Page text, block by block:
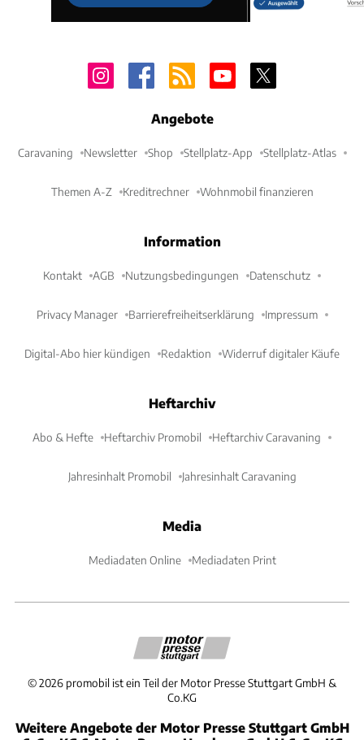
Angebote
Caravaning Newsletter Shop Stellplatz-App Stellplatz-Atlas
Themen A-Z Kreditrechner Wohnmobil finanzieren
Information
Kontakt AGB Nutzungsbedingungen Datenschutz
Privacy Manager Barrierefreiheitserklärung Impressum
Digital-Abo hier kündigen Redaktion Widerruf digitaler Käufe
Heftarchiv
Abo & Hefte Heftarchiv Promobil Heftarchiv Caravaning
Jahresinhalt Promobil Jahresinhalt Caravaning
Media
Mediadaten Online Mediadaten Print
©2026 promobil ist ein Teil der Motor Presse Stuttgart GmbH &
Co.KG
Weitere Angebote der Motor Presse Stuttgart GmbH